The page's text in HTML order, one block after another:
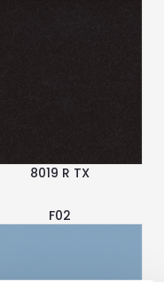
8019 R TX
F02